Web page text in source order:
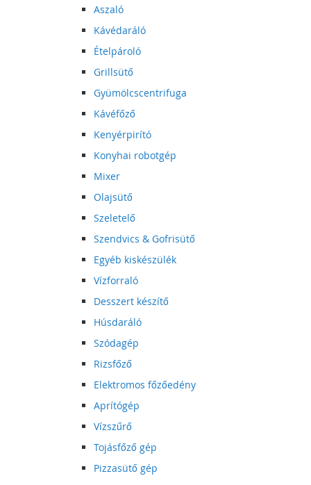
Aszaló
Kávédaráló
Ételpároló
Grillsütő
Gyümölcscentrifuga
Kávéfőző
Kenyérpirító
Konyhai robotgép
Mixer
Olajsütő
Szeletelő
Szendvics & Gofrisütő
Egyéb kiskészülék
Vízforraló
Desszert készítő
Húsdaráló
Szódagép
Rizsfőző
Elektromos főzőedény
Aprítógép
Vízszűrő
Tojásfőző gép
Pizzasütő gép